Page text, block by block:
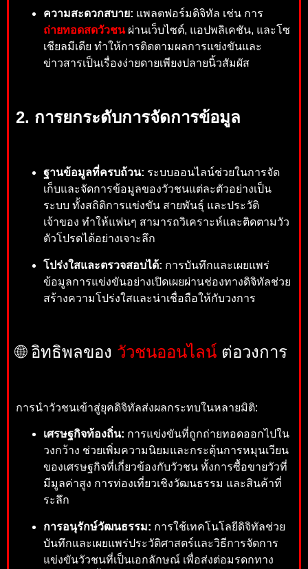
ความสะดวกสบาย: แพลตฟอร์มดิจิทัล เช่น การ
ถ่ายทอดสดวัวชนผ่านเว็บไซต์, แอปพลิเคชัน, และโซ
เชียลมีเดีย ทำให้การติดตามผลการแข่งขันและ
ข่าวสารเป็นเรื่องง่ายดายเพียงปลายนิ้วสัมผัส
2. การยกระดับการจัดการข้อมูล
ฐานข้อมูลที่ครบถ้วน: ระบบออนไลน์ช่วยในการจัด
เก็บและจัดการข้อมูลของวัวชนแต่ละตัวอย่างเป็น
ระบบ ทั้งสถิติการแข่งขัน สายพันธุ์ และประวัติ
เจ้าของ ทำให้แฟนๆ สามารถวิเคราะห์และติดตามวัว
ตัวโปรดได้อย่างเจาะลึก
โปร่งใสและตรวจสอบได้: การบันทึกและเผยแพร่
ข้อมูลการแข่งขันอย่างเปิดเผยผ่านช่องทางดิจิทัลช่วย
สร้างความโปร่งใสและน่าเชื่อถือให้กับวงการ
🌐 อิทธิพลของ วัวชนออนไลน์ ต่อวงการ
การนำวัวชนเข้าสู่ยุคดิจิทัลส่งผลกระทบในหลายมิติ:
เศรษฐกิจท้องถิ่น: การแข่งขันที่ถูกถ่ายทอดออกไปใน
วงกว้าง ช่วยเพิ่มความนิยมและกระตุ้นการหมุนเวียน
ของเศรษฐกิจที่เกี่ยวข้องกับวัวชน ทั้งการซื้อขายวัวที่
มีมูลค่าสูง การท่องเที่ยวเชิงวัฒนธรรม และสินค้าที่
ระลึก
การอนุรักษ์วัฒนธรรม: การใช้เทคโนโลยีดิจิทัลช่วย
บันทึกและเผยแพร่ประวัติศาสตร์และวิธีการจัดการ
แข่งขันวัวชนที่เป็นเอกลักษณ์ เพื่อส่งต่อมรดกทาง